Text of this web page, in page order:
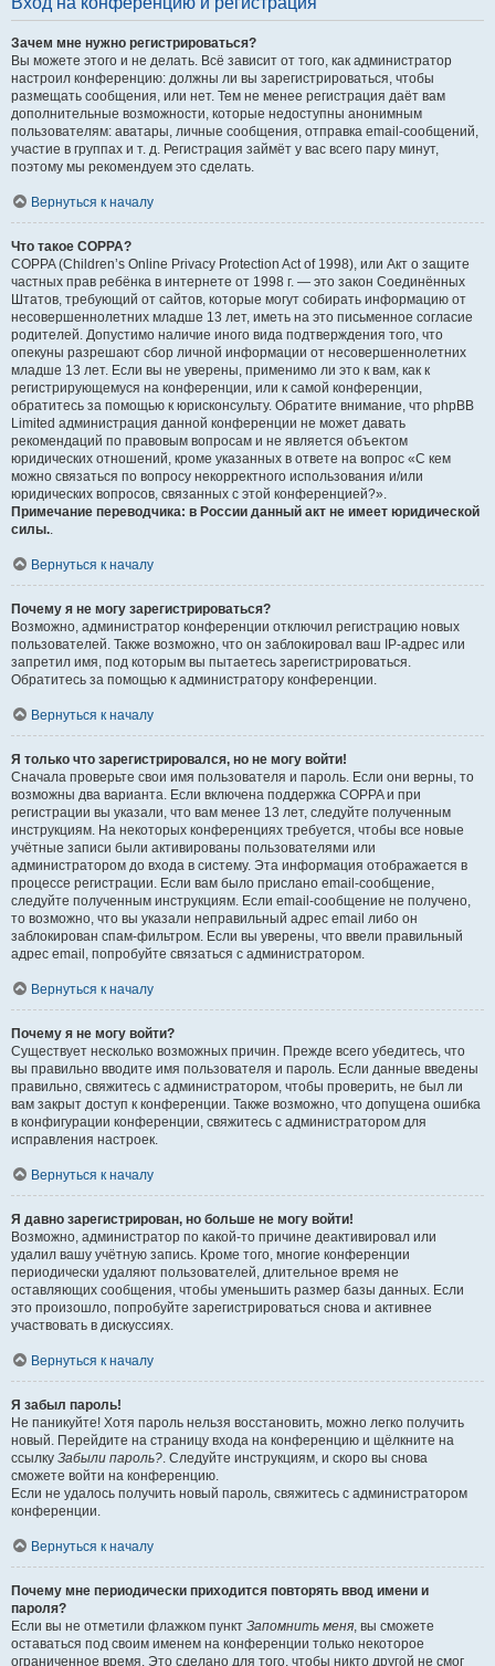
Зачем мне нужно регистрироваться?
Вы можете этого и не делать. Всё зависит от того, как администратор
настроил конференцию: должны ли вы зарегистрироваться, чтобы
размещать сообщения, или нет. Тем не менее регистрация даёт вам
дополнительные возможности, которые недоступны анонимным
пользователям: аватары, личные сообщения, отправка email-сообщений,
участие в группах и т. д. Регистрация займёт у вас всего пару минут,
поэтому мы рекомендуем это сделать.
Вернуться к началу
Что такое COPPA?
COPPA (Children’s Online Privacy Protection Act of 1998), или Акт о защите
частных прав ребёнка в интернете от 1998 г. — это закон Соединённых
Штатов, требующий от сайтов, которые могут собирать информацию от
несовершеннолетних младше 13 лет, иметь на это письменное согласие
родителей. Допустимо наличие иного вида подтверждения того, что
опекуны разрешают сбор личной информации от несовершеннолетних
младше 13 лет. Если вы не уверены, применимо ли это к вам, как к
регистрирующемуся на конференции, или к самой конференции,
обратитесь за помощью к юрисконсульту. Обратите внимание, что phpBB
Limited администрация данной конференции не может давать
рекомендаций по правовым вопросам и не является объектом
юридических отношений, кроме указанных в ответе на вопрос «С кем
можно связаться по вопросу некорректного использования и/или
юридических вопросов, связанных с этой конференцией?».
Примечание переводчика: в России данный акт не имеет юридической
силы..
Вернуться к началу
Почему я не могу зарегистрироваться?
Возможно, администратор конференции отключил регистрацию новых
пользователей. Также возможно, что он заблокировал ваш IP-адрес или
запретил имя, под которым вы пытаетесь зарегистрироваться.
Обратитесь за помощью к администратору конференции.
Вернуться к началу
Я только что зарегистрировался, но не могу войти!
Сначала проверьте свои имя пользователя и пароль. Если они верны, то
возможны два варианта. Если включена поддержка COPPA и при
регистрации вы указали, что вам менее 13 лет, следуйте полученным
инструкциям. На некоторых конференциях требуется, чтобы все новые
учётные записи были активированы пользователями или
администратором до входа в систему. Эта информация отображается в
процессе регистрации. Если вам было прислано email-сообщение,
следуйте полученным инструкциям. Если email-сообщение не получено,
то возможно, что вы указали неправильный адрес email либо он
заблокирован спам-фильтром. Если вы уверены, что ввели правильный
адрес email, попробуйте связаться с администратором.
Вернуться к началу
Почему я не могу войти?
Существует несколько возможных причин. Прежде всего убедитесь, что
вы правильно вводите имя пользователя и пароль. Если данные введены
правильно, свяжитесь с администратором, чтобы проверить, не был ли
вам закрыт доступ к конференции. Также возможно, что допущена ошибка
в конфигурации конференции, свяжитесь с администратором для
исправления настроек.
Вернуться к началу
Я давно зарегистрирован, но больше не могу войти!
Возможно, администратор по какой-то причине деактивировал или
удалил вашу учётную запись. Кроме того, многие конференции
периодически удаляют пользователей, длительное время не
оставляющих сообщения, чтобы уменьшить размер базы данных. Если
это произошло, попробуйте зарегистрироваться снова и активнее
участвовать в дискуссиях.
Вернуться к началу
Я забыл пароль!
Не паникуйте! Хотя пароль нельзя восстановить, можно легко получить
новый. Перейдите на страницу входа на конференцию и щёлкните на
ссылку Забыли пароль?. Следуйте инструкциям, и скоро вы снова
сможете войти на конференцию.
Если не удалось получить новый пароль, свяжитесь с администратором
конференции.
Вернуться к началу
Почему мне периодически приходится повторять ввод имени и
пароля?
Если вы не отметили флажком пункт Запомнить меня, вы сможете
оставаться под своим именем на конференции только некоторое
ограниченное время. Это сделано для того, чтобы никто другой не смог